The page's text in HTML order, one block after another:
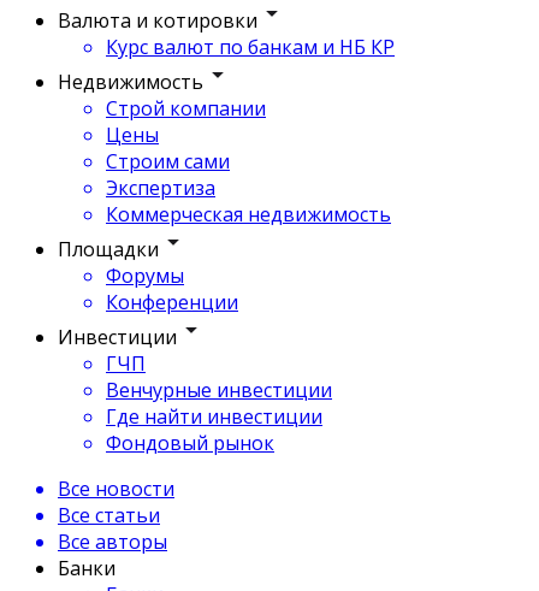
Валюта и котировки
Курс валют по банкам и НБ КР
Недвижимость
Строй компании
Цены
Строим сами
Экспертиза
Коммерческая недвижимость
Площадки
Форумы
Конференции
Инвестиции
ГЧП
Венчурные инвестиции
Где найти инвестиции
Фондовый рынок
Все новости
Все статьи
Все авторы
Банки